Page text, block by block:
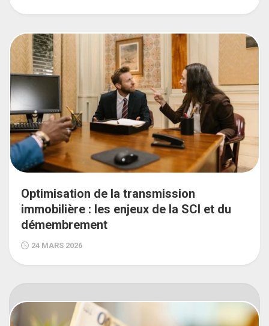
Optimisation de la transmission
immobilière : les enjeux de la SCI et du
démembrement
24 MARS 2026